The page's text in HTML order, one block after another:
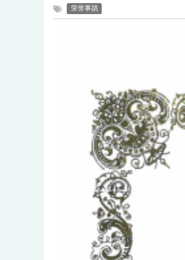
荣誉事蹟